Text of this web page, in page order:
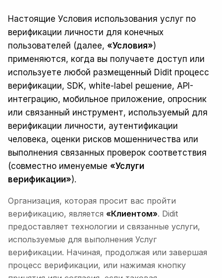
Настоящие Условия использования услуг по
верификации личности для конечных
пользователей (далее, «Условия»)
применяются, когда вы получаете доступ или
используете любой размещенный Didit процесс
верификации, SDK, white-label решение, API-
интеграцию, мобильное приложение, опросник
или связанный инструмент, используемый для
верификации личности, аутентификации
человека, оценки рисков мошенничества или
выполнения связанных проверок соответствия
(совместно именуемые «Услуги
верификации»).
Организация, которая просит вас пройти
верификацию, является «Клиентом». Didit
предоставляет технологии и связанные услуги,
используемые для выполнения Услуг
верификации. Начиная, продолжая или завершая
процесс верификации, или нажимая кнопку